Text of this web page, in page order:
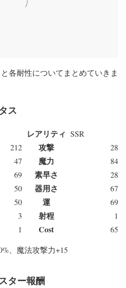
各耐性についてまとめていきま
ス
レアリティ SSR
212 攻撃 28
47 魔力 84
69 素早さ 28
50 器用さ 67
50 運 69
3 射程 1
1 Cost 65
、魔法攻撃力+15
ター報酬